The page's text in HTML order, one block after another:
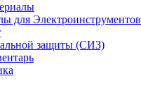
для Электроинструментов
защиты (СИЗ)